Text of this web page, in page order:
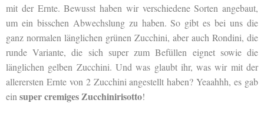
mit der Ernte. Bewusst haben wir verschiedene Sorten angebaut,
um ein bisschen Abwechslung zu haben. So gibt es bei uns die
ganz normalen länglichen grünen Zucchini, aber auch Rondini, die
runde Variante, die sich super zum Befüllen eignet sowie die
länglichen gelben Zucchini. Und was glaubt ihr, was wir mit der
allerersten Ernte von 2 Zucchini angestellt haben? Yeaahhh, es gab
ein super cremiges Zucchinirisotto!